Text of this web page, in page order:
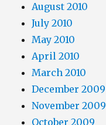
August 2010
July 2010
May 2010
April 2010
March 2010
December 2009
November 2009
October 2009